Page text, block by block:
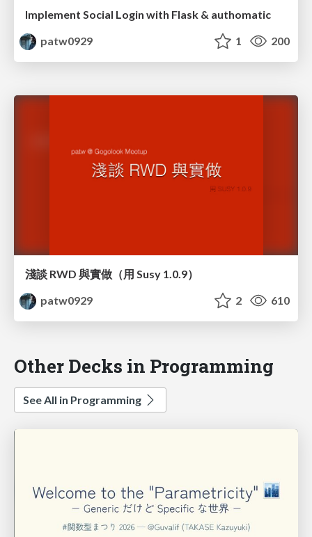
Implement Social Login with Flask & authomatic
patw0929
1 200
淺談 RWD 與實做（用 Susy 1.0.9）
patw0929
2 610
Other Decks in Programming
See All in Programming